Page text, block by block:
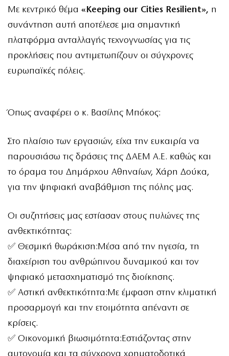
Με κεντρικό θέμα «Keeping our Cities Resilient», η
συνάντηση αυτή αποτέλεσε μια σημαντική
πλατφόρμα ανταλλαγής τεχνογνωσίας για τις
προκλήσεις που αντιμετωπίζουν οι σύγχρονες
ευρωπαϊκές πόλεις.
Όπως αναφέρει ο κ. Βασίλης Μπόκος:
Στο πλαίσιο των εργασιών, είχα την ευκαιρία να
παρουσιάσω τις δράσεις της ΔΑΕΜ Α.Ε. καθώς και
το όραμα του Δημάρχου Αθηναίων, Χάρη Δούκα,
για την ψηφιακή αναβάθμιση της πόλης μας.
Οι συζητήσεις μας εστίασαν στους πυλώνες της
ανθεκτικότητας:
✅ Θεσμική θωράκιση:Μέσα από την ηγεσία, τη
διαχείριση του ανθρώπινου δυναμικού και τον
ψηφιακό μετασχηματισμό της διοίκησης.
✅ Αστική ανθεκτικότητα:Με έμφαση στην κλιματική
προσαρμογή και την ετοιμότητα απέναντι σε
κρίσεις.
✅ Οικονομική βιωσιμότητα:Εστιάζοντας στην